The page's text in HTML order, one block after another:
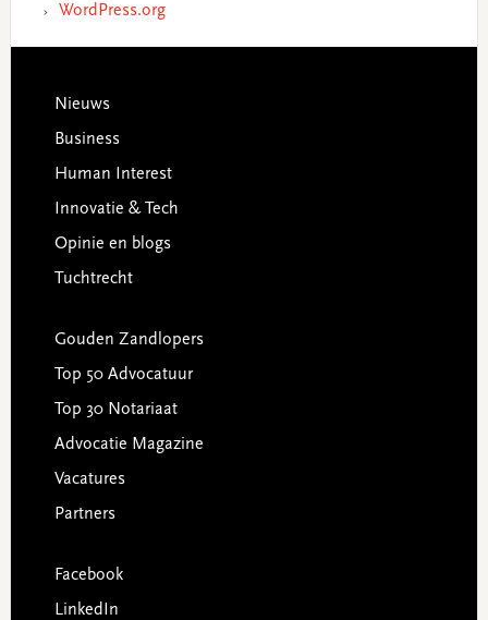
WordPress.org
Footer
Nieuws
Business
Human Interest
Innovatie & Tech
Opinie en blogs
Tuchtrecht
Gouden Zandlopers
Top 50 Advocatuur
Top 30 Notariaat
Advocatie Magazine
Vacatures
Partners
Facebook
LinkedIn